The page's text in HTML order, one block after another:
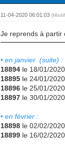
11-04-2020 06:01:03
Je reprends à
• en janvier (suite) :
18894 le 18/01/
18895 le 24/01/
18896 le 25/01/
18897 le 30/01/
• en février :
18898 le 02/02/
18899 le 16/02/